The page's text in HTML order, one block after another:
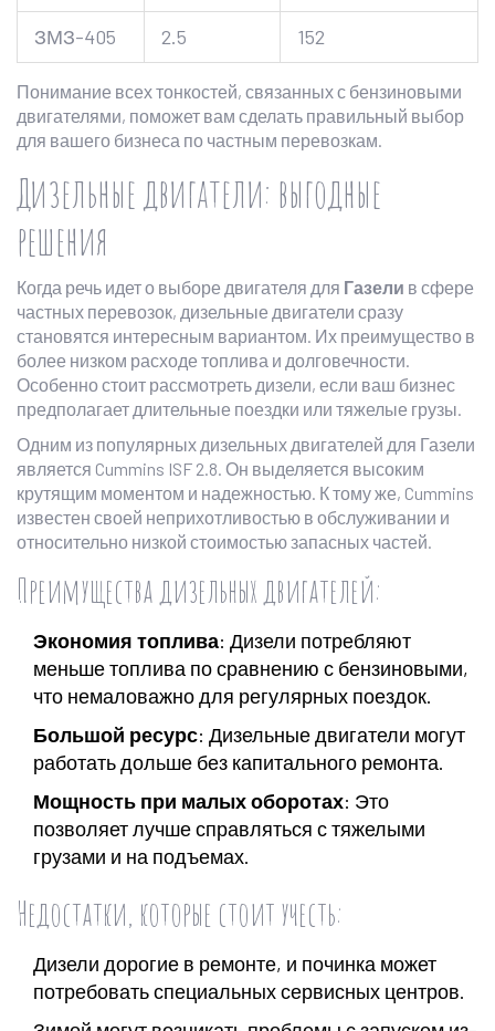
ЗМЗ-405 2.5 152
Понимание всех тонкостей, связанных с бензиновыми
двигателями, поможет вам сделать правильный выбор
для вашего бизнеса по частным перевозкам.
Дизельные двигатели: выгодные
решения
Когда речь идет о выборе двигателя для Газели в сфере
частных перевозок, дизельные двигатели сразу
становятся интересным вариантом. Их преимущество в
более низком расходе топлива и долговечности.
Особенно стоит рассмотреть дизели, если ваш бизнес
предполагает длительные поездки или тяжелые грузы.
Одним из популярных дизельных двигателей для Газели
является Cummins ISF 2.8. Он выделяется высоким
крутящим моментом и надежностью. К тому же, Cummins
известен своей неприхотливостью в обслуживании и
относительно низкой стоимостью запасных частей.
Преимущества дизельных двигателей:
Экономия топлива: Дизели потребляют
меньше топлива по сравнению с бензиновыми,
что немаловажно для регулярных поездок.
Большой ресурс: Дизельные двигатели могут
работать дольше без капитального ремонта.
Мощность при малых оборотах: Это
позволяет лучше справляться с тяжелыми
грузами и на подъемах.
Недостатки, которые стоит учесть:
Дизели дорогие в ремонте, и починка может
потребовать специальных сервисных центров.